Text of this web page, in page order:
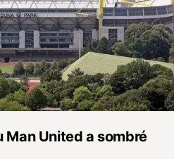
Man United a sombré